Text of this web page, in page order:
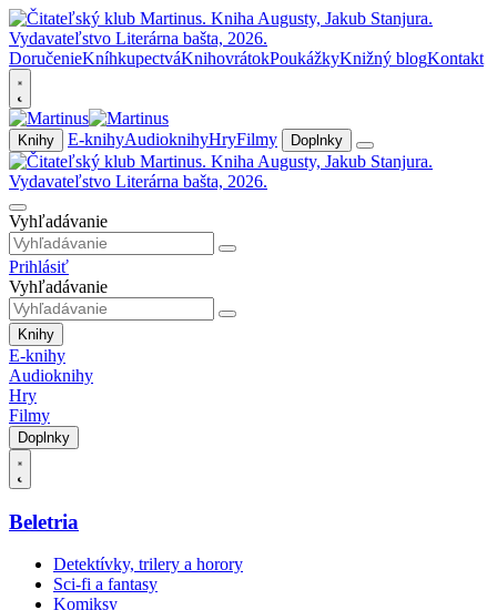
DoručenieKníhkupectváKnihovrátokPoukážkyKnižný blogKontakt
Knihy E-knihyAudioknihyHryFilmy Doplnky
Vyhľadávanie
Prihlásiť
Vyhľadávanie
Knihy
E-knihy
Audioknihy
Hry
Filmy
Doplnky
Beletria
Detektívky, trilery a horory
Sci-fi a fantasy
Komiksy